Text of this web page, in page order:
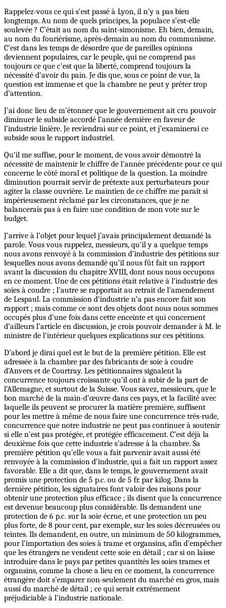
Rappelez-vous ce qui s’est passé à Lyon, il n’y a pas bien
longtemps. Au nom de quels principes, la populace s’est-elle
soulevée ? C’était au nom du saint-simonisme. Eh bien, demain,
au nom du fouriérisme, après-demain au nom du communisme.
C’est dans les temps de désordre que de pareilles opinions
deviennent populaires, car le peuple, qui ne comprend pas
toujours ce que c’est que la liberté, comprend toujours la
nécessité d’avoir du pain. Je dis que, sous ce point de vue, la
question est immense et que la chambre ne peut y prêter trop
d’attention.
J’ai donc lieu de m’étonner que le gouvernement ait cru pouvoir
diminuer le subside accordé l’année dernière en faveur de
l’industrie linière. Je reviendrai sur ce point, et j’examinerai ce
subside sous le rapport industriel.
Qu’il me suffise, pour le moment, de vous avoir démontré la
nécessité de maintenir le chiffre de l’année précédente pour ce qui
concerne le côté moral et politique de la question. La moindre
diminution pourrait servir de prétexte aux perturbateurs pour
agiter la classe ouvrière. Le maintien de ce chiffre me paraît si
impérieusement réclamé par les circonstances, que je ne
balancerais pas à en faire une condition de mon vote sur le
budget.
J’arrive à l’objet pour lequel j’avais principalement demandé la
parole. Vous vous rappelez, messieurs, qu’il y a quelque temps
nous avons renvoyé à la commission d’industrie des pétitions sur
lesquelles nous avons demandé qu’il nous fût fait un rapport
avant la discussion du chapitre XVIII, dont nous nous occupons
en ce moment. Une de ces pétitions était relative à l’industrie des
soies à coudre ; l’autre se rapportait au retrait de l’amendement
de Lespaul. La commission d’industrie n’a pas encore fait son
rapport ; mais comme ce sont des objets dont nous nous sommes
occupés plus d’une fois dans cette enceinte et qui concernent
d’ailleurs l’article en discussion, je crois pouvoir demander à M. le
ministre de l'intérieur quelques explications sur ces pétitions.
D’abord je dirai quel est le but de la première pétition. Elle est
adressée à la chambre par des fabricants de soie à coudre
d’Anvers et de Courtray. Les pétitionnaires signalent la
concurrence toujours croissante qu’il ont à subir de la part de
l’Allemagne, et surtout de la Suisse. Vous savez, messieurs, que le
bon marché de la main-d’œuvre dans ces pays, et la facilité avec
laquelle ils peuvent se procurer la matière première, suffisent
pour les mettre à même de nous faire une concurrence très-rude,
concurrence que notre industrie ne peut pas continuer à soutenir
si elle n’est pas protégée, et protégée efficacement. C’est déjà la
deuxième fois que cette industrie s’adresse à la chambre. Sa
première pétition qu’elle vous a fait parvenir avait aussi été
renvoyée à la commission d’industrie, qui a fait un rapport assez
favorable. Elle a dit que, dans le temps, le gouvernement avait
promis une protection de 5 p.c. ou de 5 fr. par kilog. Dans la
dernière pétition, les signataires font valoir des raisons pour
obtenir une protection plus efficace ; ils disent que la concurrence
est devenue beaucoup plus considérable. Ils demandent une
protection de 6 p.c. sur la soie écrue, et une protection un peu
plus forte, de 8 pour cent, par exemple, sur les soies décreusées ou
teintes. Ils demandent, en outre, un minimum de 50 kilogrammes,
pour l’importation des soies à trame et organsins, afin d’empêcher
que les étrangers ne vendent cette soie en détail ; car si on laisse
introduire dans le pays par petites quantités les soies trames et
organsins, comme la chose a lieu en ce moment, la concurrence
étrangère doit s’emparer non-seulement du marché en gros, mais
aussi du marché de détail ; ce qui serait extrêmement
préjudiciable à l’industrie nationale.